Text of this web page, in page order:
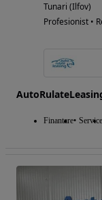
Tunari (Ilfov)
Profesionist •
Finantare Service